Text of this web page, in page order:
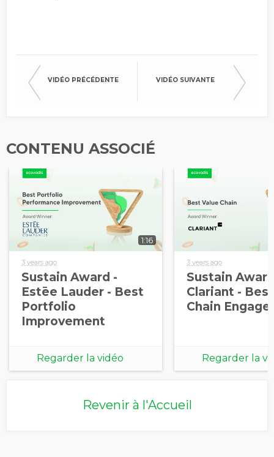
VIDÉO PRÉCÉDENTE VIDÉO SUIVANTE
CONTENU ASSOCIÉ
1:16
3 years ago
Sustain Award -
Estēe Lauder - Best
Portfolio
Improvement
Regarder la vidéo
3 years ago
Sustain
Clariant -
Chain
Regarder la
Revenir à l'Accueil